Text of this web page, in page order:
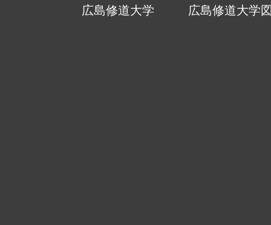
広島修道大学 広島修道大学